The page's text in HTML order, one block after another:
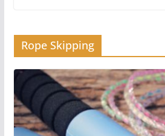
Rope Skipping